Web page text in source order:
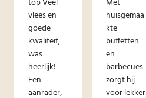
vlees en
goede
kwaliteit,
was
heerlijk!
Een
aanrader,
huisgemaa
kte
buffetten
en
barbecues
zorgt hij
voor lekker